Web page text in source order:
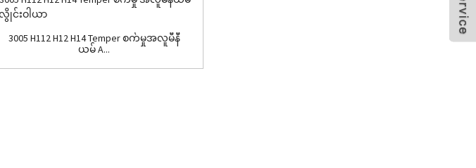
3005 H112 H12 H14 Temper စက်မှုအလူမီနီ
ယမ် A...